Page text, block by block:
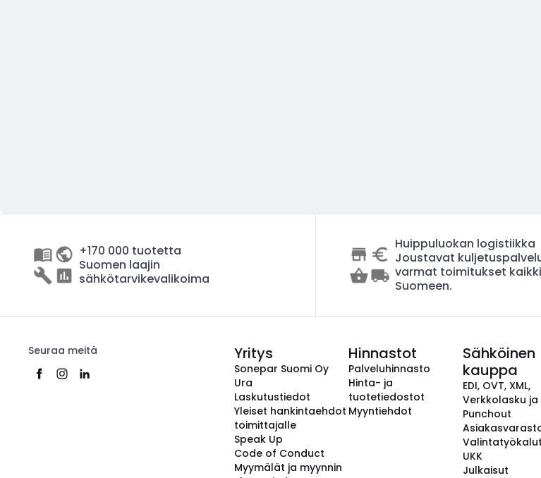
+170 000 tuotetta
Suomen laajin
sähkötarvikevalikoima
Huippuluokan logistiikka
Joustavat
varmat toimitukset
Suomeen.
Seuraa meitä Yritys
Sonepar Suomi Oy
Ura
Laskutustiedot
Yleiset hankintaehdot
toimittajalle
Speak Up
Code of Conduct
Myymälät ja myynnin
Hinnastot
Palveluhinnasto
Hinta- ja
tuotetiedostot
Myyntiehdot
Sähköinen
kauppa
EDI, OVT, XML,
Verkkolasku ja
Punchout
Valintatyökalut
UKK
Julkaisut